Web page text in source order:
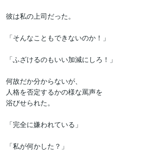
彼は私の上司だった。
「そんなこともできないのか！」
「ふざけるのもいい加減にしろ！」
何故だか分からないが、
人格を否定するかの様な罵声を
浴びせられた。
「完全に嫌われている」
「私が何かした？」